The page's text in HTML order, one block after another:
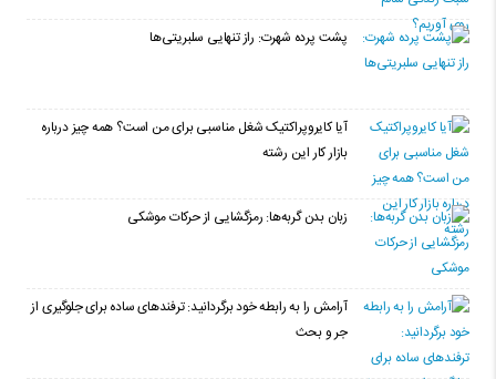
پشت پرده شهرت: راز تنهایی سلبریتی‌ها
آیا کایروپراکتیک شغل مناسبی برای من است؟ همه چیز درباره
بازار کار این رشته
زبان بدن گربه‌ها: رمزگشایی از حرکات موشکی
آرامش را به رابطه خود برگردانید: ترفندهای ساده برای جلوگیری از
جر و بحث